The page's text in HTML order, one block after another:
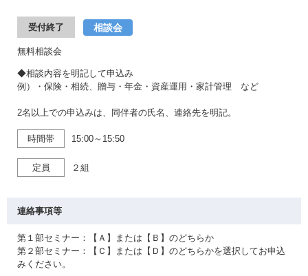
受付終了 相談会
無料相談会
◆相談内容を明記して申込み
例）・保険・相続、贈与・年金・資産運用・家計管理 など
2名以上での申込みは、同伴者の氏名、連絡先を明記。
時間帯 15:00～15:50
定員 ２組
連絡事項等
第１部セミナー：【Ａ】または【Ｂ】のどちらか
第２部セミナー：【Ｃ】または【Ｄ】のどちらかを選択してお申込
みください。